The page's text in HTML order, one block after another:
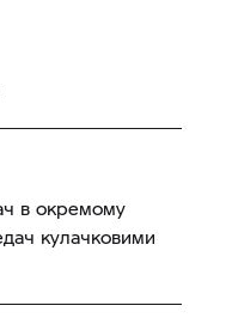
в окремому
кулачковими